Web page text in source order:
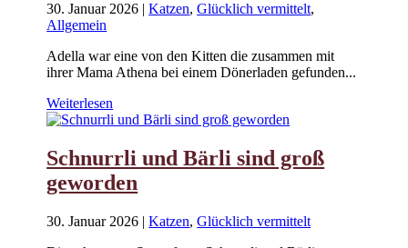
30. Januar 2026 |Katzen,Glücklich vermittelt,
Allgemein
Adella war eine von den Kitten die zusammen mit
ihrer Mama Athena bei einem Dönerladen gefunden...
Weiterlesen
Schnurrli und Bärli sind groß
geworden
30. Januar 2026 |Katzen,Glücklich vermittelt